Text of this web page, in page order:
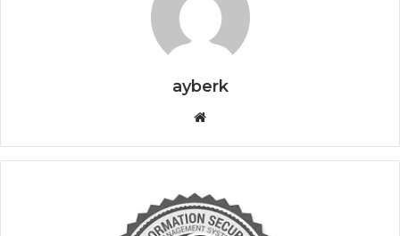
ayberk
Web